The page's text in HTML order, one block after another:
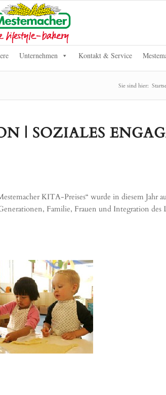
Unternehmen Kontakt & Service
Sie sind hier:
| SOZIALES
KITA-Preises“ wurde in diesem Jahr
Familie, Frauen und Integration